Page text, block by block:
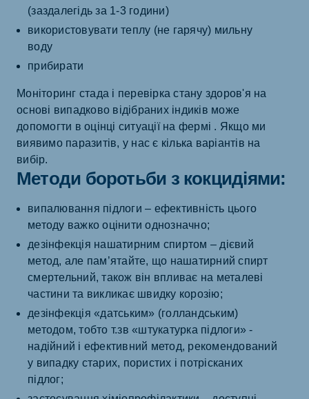
(заздалегідь за 1-3 години)
використовувати теплу (не гарячу) мильну
воду
прибирати
Моніторинг стада і перевірка стану здоров'я на
основі випадково відібраних індиків може
допомогти в оцінці ситуації на фермі . Якщо ми
виявимо паразитів, у нас є кілька варіантів на
вибір.
Методи боротьби з кокцидіями:
випалювання підлоги – ефективність цього
методу важко оцінити однозначно;
дезінфекція нашатирним спиртом – дієвий
метод, але пам’ятайте, що нашатирний спирт
смертельний, також він впливає на металеві
частини та викликає швидку корозію;
дезінфекція «датським» (голландським)
методом, тобто т.зв «штукатурка підлоги» -
надійний і ефективний метод, рекомендований
у випадку старих, пористих і потрісканих
підлог;